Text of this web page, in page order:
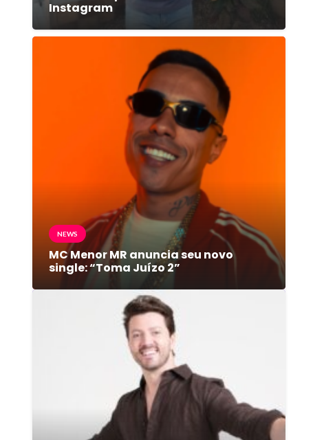
Instagram
NEWS
MC Menor MR anuncia seu novo
single: “Toma Juízo 2”